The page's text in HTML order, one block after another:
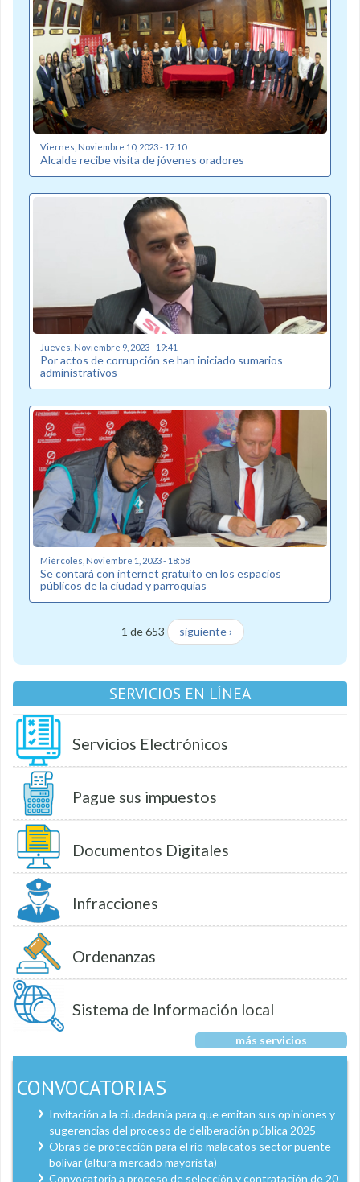
Viernes, Noviembre 10, 2023 - 17:10
Alcalde recibe visita de jóvenes oradores
Jueves, Noviembre 9, 2023 - 19:41
Por actos de corrupción se han iniciado sumarios
administrativos
Miércoles, Noviembre 1, 2023 - 18:58
Se contará con internet gratuito en los espacios
públicos de la ciudad y parroquias
1 de 653 siguiente ›
SERVICIOS EN LÍNEA
Servicios Electrónicos
Pague sus impuestos
Documentos Digitales
Infracciones
Ordenanzas
Sistema de Información local
más servicios
CONVOCATORIAS
Invitación a la ciudadanía para que emitan sus opiniones y
sugerencias del proceso de deliberación pública 2025
Obras de protección para el río malacatos sector puente
bolívar (altura mercado mayorista)
Convocatoria a proceso de selección y contratación de 20